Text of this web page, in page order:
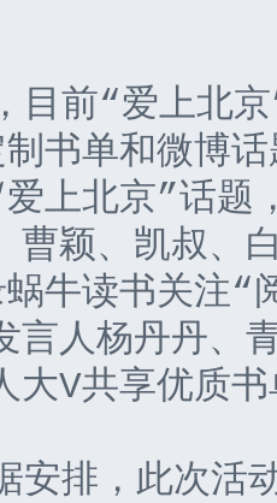
“爱上北京”
书单和微博
上北京”话题
曹颖、凯叔、
牛读书关注
言人杨丹丹、
大V共享优质
，此次活动